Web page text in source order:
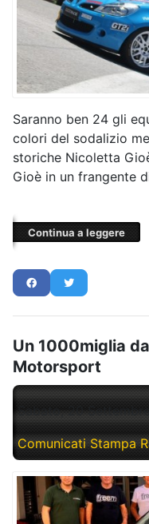
Saranno ben 24 gli
colori del sodalizio
storiche Nicoletta
Gioè in un frangente
Continua a leggere
Un 1000miglia
Motorsport
Sabato, 20
Comunicati Stampa